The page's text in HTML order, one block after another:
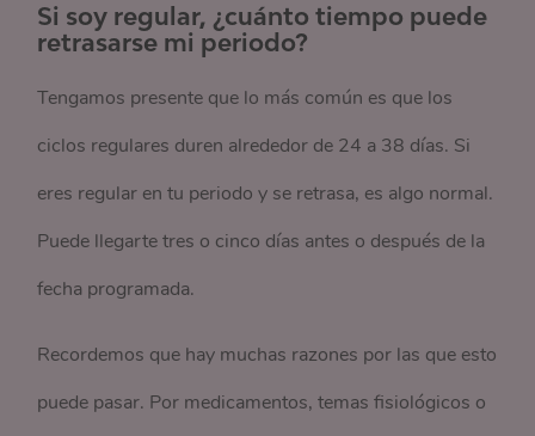
Si soy regular, ¿cuánto tiempo puede
retrasarse mi periodo?
Tengamos presente que lo más común es que los
ciclos regulares duren alrededor de 24 a 38 días. Si
eres regular en tu periodo y se retrasa, es algo normal.
Puede llegarte tres o cinco días antes o después de la
fecha programada.
Recordemos que hay muchas razones por las que esto
puede pasar. Por medicamentos, temas fisiológicos o